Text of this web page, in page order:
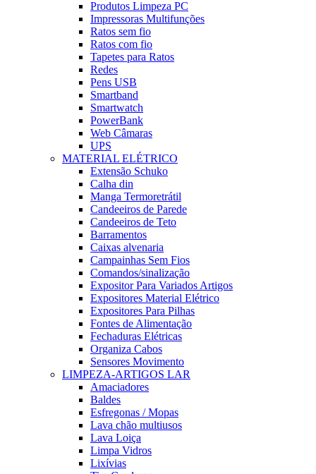
Produtos Limpeza PC
Impressoras Multifunções
Ratos sem fio
Ratos com fio
Tapetes para Ratos
Redes
Pens USB
Smartband
Smartwatch
PowerBank
Web Câmaras
UPS
MATERIAL ELÉTRICO
Extensão Schuko
Calha din
Manga Termoretrátil
Candeeiros de Parede
Candeeiros de Teto
Barramentos
Caixas alvenaria
Campainhas Sem Fios
Comandos/sinalização
Expositor Para Variados Artigos
Expositores Material Elétrico
Expositores Para Pilhas
Fontes de Alimentação
Fechaduras Elétricas
Organiza Cabos
Sensores Movimento
LIMPEZA-ARTIGOS LAR
Amaciadores
Baldes
Esfregonas / Mopas
Lava chão multiusos
Lava Loiça
Limpa Vidros
Lixívias